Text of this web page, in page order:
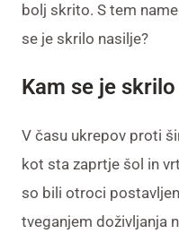
bolj skrito. S tem
se je skrilo nasilje?
Kam se je
V času ukrepov proti
kot sta zaprtje šol in
so bili otroci
tveganjem doživljanja